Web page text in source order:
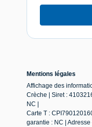
Mentions légales
Affichage des
Crèche | Siret :
NC |
Carte T :
garantie : NC |